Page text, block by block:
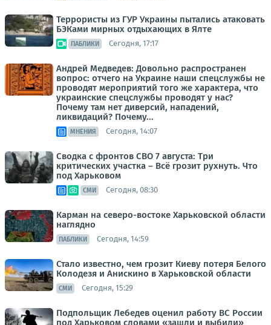
Террористы из ГУР Украины пытались атаковать
БЭКами мирных отдыхающих в Ялте
ПАБЛИКИ Сегодня, 17:17
Андрей Медведев: Довольно распространен
вопрос: отчего на Украине наши спецслужбы не
проводят мероприятий того же характера, что
украинские спецслужбы проводят у нас?
Почему там нет диверсий, нападений,
ликвидаций? Почему...
МНЕНИЯ Сегодня, 14:07
Сводка с фронтов СВО 7 августа: Три
критических участка – Всё грозит рухнуть. Что
под Харьковом
СМИ Сегодня, 08:30
Карман на северо-востоке Харьковской области
наглядно
ПАБЛИКИ Сегодня, 14:59
Стало известно, чем грозит Киеву потеря Белого
Колодезя и Анискино в Харьковской области
СМИ Сегодня, 15:29
Подпольщик Лебедев оценил работу ВС России
под Харьковом словами «зашли и выбили»